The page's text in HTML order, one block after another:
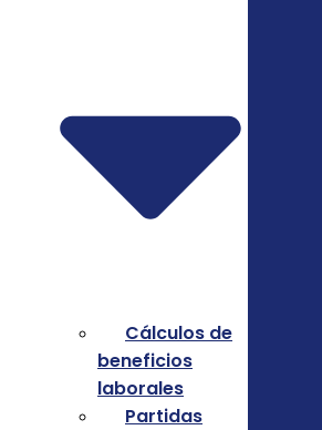
Cálculos de
beneficios
laborales
Partidas